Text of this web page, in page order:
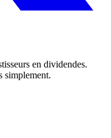
en dividendes.
simplement.